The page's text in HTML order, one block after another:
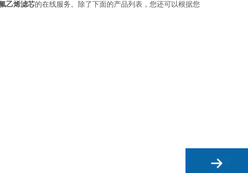
乙烯滤芯的在线服务。除了下面的产品列表，您还可以根据您